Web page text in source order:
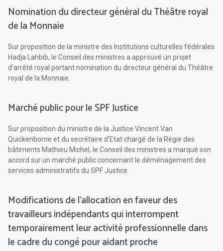
Nomination du directeur général du Théâtre royal
de la Monnaie
Sur proposition de la ministre des Institutions culturelles fédérales
Hadja Lahbib, le Conseil des ministres a approuvé un projet
d’arrêté royal portant nomination du directeur général du Théâtre
royal de la Monnaie.
Marché public pour le SPF Justice
Sur proposition du ministre de la Justice Vincent Van
Quickenborne et du secrétaire d'Etat chargé de la Régie des
bâtiments Mathieu Michel, le Conseil des ministres a marqué son
accord sur un marché public concernant le déménagement des
services administratifs du SPF Justice.
Modifications de l’allocation en faveur des
travailleurs indépendants qui interrompent
temporairement leur activité professionnelle dans
le cadre du congé pour aidant proche